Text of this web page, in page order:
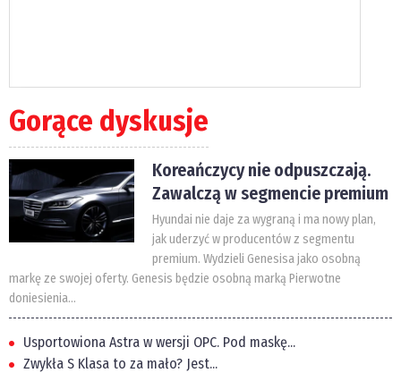
Gorące dyskusje
Koreańczycy nie odpuszczają.
Zawalczą w segmencie premium
Hyundai nie daje za wygraną i ma nowy plan,
jak uderzyć w producentów z segmentu
premium. Wydzieli Genesisa jako osobną
markę ze swojej oferty. Genesis będzie osobną marką Pierwotne
doniesienia...
Usportowiona Astra w wersji OPC. Pod maskę...
Zwykła S Klasa to za mało? Jest...